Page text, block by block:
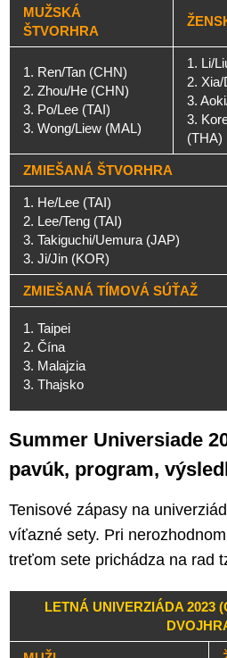
MUŽSKÁ
ŠTVORHRA
1. Ren/Tan (CHN)
2. Zhou/He (CHN)
3. Po/Lee (TAI)
3. Wong/Liew (MAL)
1. Li/
2.
3.
3.
(THA)
ZMIEŠANÁ ŠTVORHRA
1. He/Lee (TAI)
2. Lee/Teng (TAI)
3. Takiguchi/Uemura (JAP)
3. Ji/Jin (KOR)
ZMIEŠANÁ TÍMOVÁ SÚŤAŽ
1. Taipei
2. Čína
3. Malajzia
3. Thajsko
Summer Universiade
pavúk, program,
Tenisové zápasy na
víťazné sety. Pri
treťom sete prichádza na rad
LETNÁ UNIVERZIÁDA 2023